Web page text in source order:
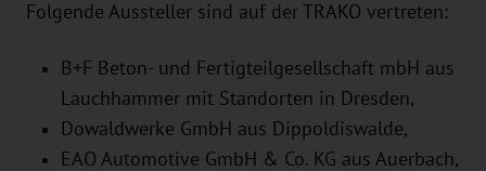
Folgende Aussteller sind auf der TRAKO vertreten:
B+F Beton- und Fertigteilgesellschaft mbH aus
Lauchhammer mit Standorten in Dresden,
Dowaldwerke GmbH aus Dippoldiswalde,
EAO Automotive GmbH & Co. KG aus Auerbach,